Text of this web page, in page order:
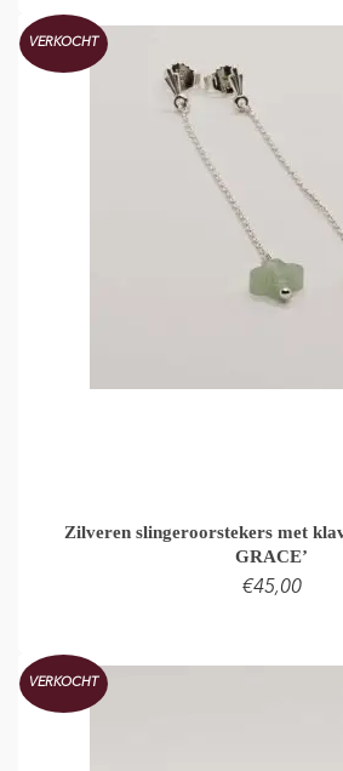
VERKOCHT
Zilveren slingeroorstekers met
GRACE’
€45,00
VERKOCHT